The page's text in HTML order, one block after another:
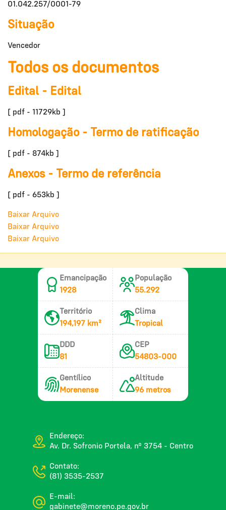
01.042.257/0001-79
Situação
Vencedor
Todos os documentos
Edital - Edital
[ pdf - 11729kb ]
Homologação - Termo de ratificação
[ pdf - 874kb ]
Anexos - Termo de referência
[ pdf - 653kb ]
Baixar Arquivo
Baixar Arquivo
Baixar Arquivo
Emancipação
1928
População
55.292
Território
194,197 km²
Clima
Tropical
DDD
81
CEP
54803-000
Gentílico
Morenense
Altitude
96 metros
Endereço:
Av. Dr. Sofronio Portela, nº 3754 - Centro
Contato:
(81) 3535-2537
E-mail:
gabinete@moreno.pe.gov.br